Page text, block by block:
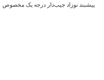
پیشبند نوزاد جیب‌دار درجه یک مخصوص